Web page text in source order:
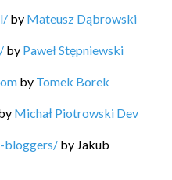
by Mateusz Dąbrowski
by Paweł Stępniewski
by Tomek Borek
Michał Piotrowski Dev
bloggers/ by Jakub